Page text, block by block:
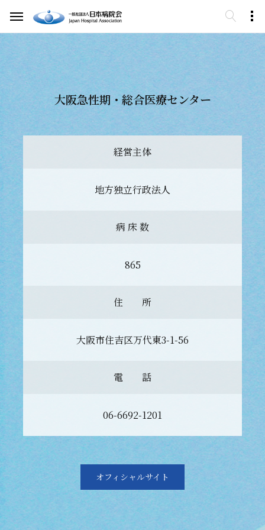
大阪急性期・総合医療センター
経営主体
地方独立行政法人
病 床 数
865
住 所
大阪市住吉区万代東3-1-56
電 話
06-6692-1201
オフィシャルサイト